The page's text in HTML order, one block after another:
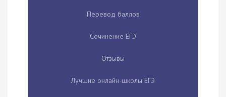
Перевод баллов
Сочинение ЕГЭ
Отзывы
Лучшие онлайн-школы ЕГЭ